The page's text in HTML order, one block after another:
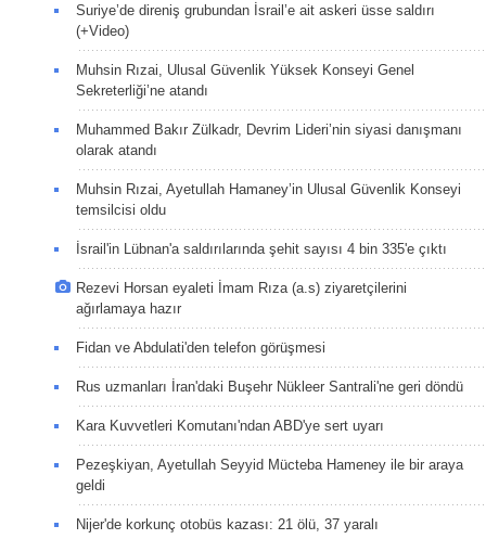
Suriye’de direniş grubundan İsrail’e ait askeri üsse saldırı
(+Video)
Muhsin Rızai, Ulusal Güvenlik Yüksek Konseyi Genel
Sekreterliği’ne atandı
Muhammed Bakır Zülkadr, Devrim Lideri’nin siyasi danışmanı
olarak atandı
Muhsin Rızai, Ayetullah Hamaney’in Ulusal Güvenlik Konseyi
temsilcisi oldu
İsrail'in Lübnan'a saldırılarında şehit sayısı 4 bin 335'e çıktı
Rezevi Horsan eyaleti İmam Rıza (a.s) ziyaretçilerini
ağırlamaya hazır
Fidan ve Abdulati'den telefon görüşmesi
Rus uzmanları İran'daki Buşehr Nükleer Santrali'ne geri döndü
Kara Kuvvetleri Komutanı'ndan ABD'ye sert uyarı
Pezeşkiyan, Ayetullah Seyyid Mücteba Hameney ile bir araya
geldi
Nijer'de korkunç otobüs kazası: 21 ölü, 37 yaralı